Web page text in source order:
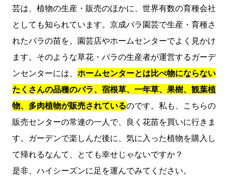
芸は、植物の生産・販売のほかに、世界有数の育種会社
としても知られています。京成バラ園芸で生産・育種さ
れたバラの苗を、園芸店やホームセンターでよく見かけ
ます。そのような草花・バラの生産者が運営するガーデ
ンセンターには、 ホームセンターとは比べ物にならない
たくさんの品種のバラ、宿根草、一年草、果樹、観葉植
物、多肉植物が販売されているのです。私も、こちらの
販売センターの常連の一人で、良く花苗を買いに行きま
す。ガーデンで楽しんだ後に、気に入った植物を購入し
て帰れるなんて、とても幸せじゃないですか？
是非、ハイシーズンに足を運んでみてください。